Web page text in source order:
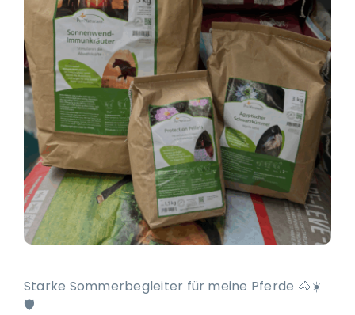
Ausbildung & Training für Reiter und Pferd
Blog
Job & Karriere
Kontakt
Starke Sommerbegleiter für meine Pferde 🐴☀️
🛡️